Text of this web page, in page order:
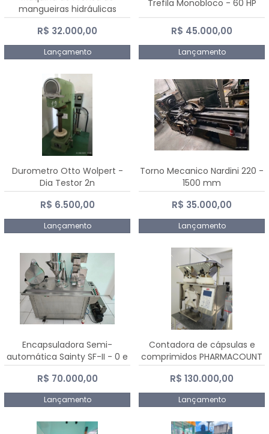
mangueiras hidráulicas
PE50TF - 2017
R$ 32.000,00
Lançamento
Trefila Monobloco - 60 HP
R$ 45.000,00
Lançamento
Durometro Otto Wolpert -
Dia Testor 2n
R$ 6.500,00
Lançamento
Torno Mecanico Nardini 220 -
1500 mm
R$ 35.000,00
Lançamento
Encapsuladora Semi-
automática Sainty SF-II - 0 e
00
R$ 70.000,00
Lançamento
Contadora de cápsulas e
comprimidos PHARMACOUNT
- 2-2R3
R$ 130.000,00
Lançamento